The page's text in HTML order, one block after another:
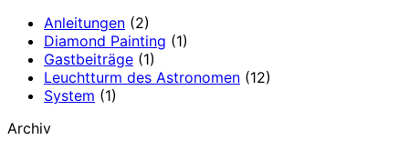
Anleitungen (2)
Diamond Painting (1)
Gastbeiträge (1)
Leuchtturm des Astronomen (12)
System (1)
Archiv